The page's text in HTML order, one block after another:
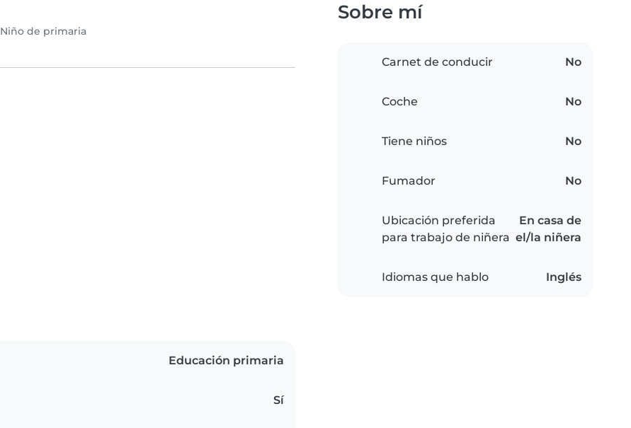
Niño de primaria
Sobre mí
Carnet de conducir No
Coche No
Tiene niños No
Fumador No
Ubicación preferida
para trabajo de niñera
En casa de
el/la niñera
Idiomas que hablo Inglés
Educación primaria
Sí